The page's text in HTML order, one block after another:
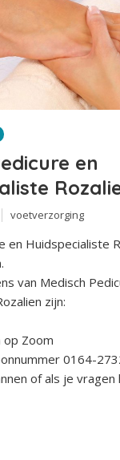
en
voetverzorging
en Huidspecialiste
van Medisch
zijn:
Zoom
0164-
of als je vragen